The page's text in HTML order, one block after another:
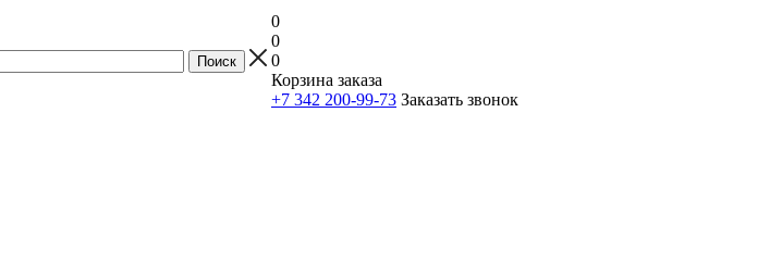
0
0
0
Корзина заказа
+7 342 200-99-73 Заказать звонок